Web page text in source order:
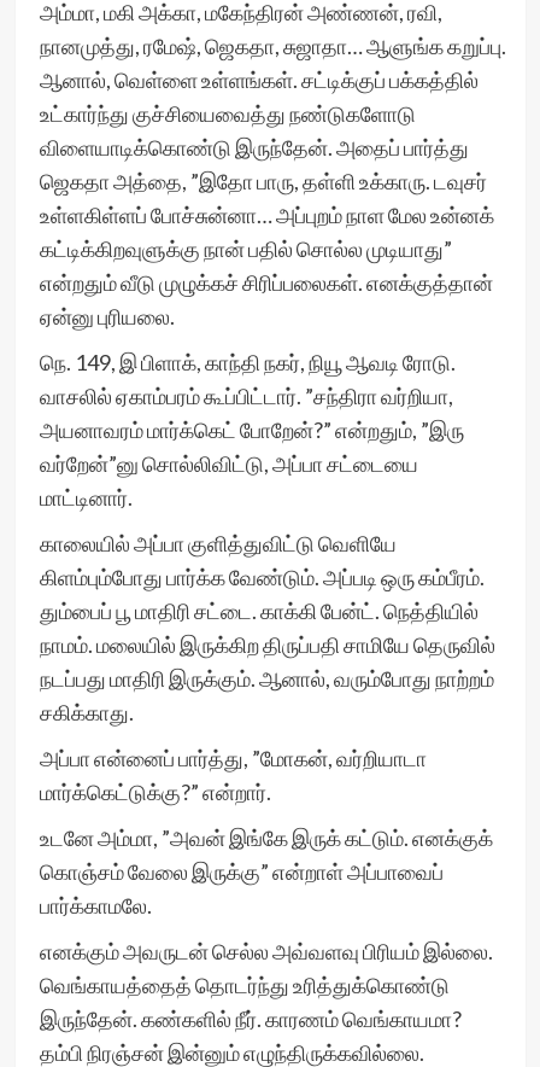
அம்மா, மகி அக்கா, மகேந்திரன் அண்ணன், ரவி,
நானமுத்து, ரமேஷ், ஜெகதா, சுஜாதா… ஆளுங்க கறுப்பு.
ஆனால், வெள்ளை உள்ளங்கள். சட்டிக்குப் பக்கத்தில்
உட்கார்ந்து குச்சியைவைத்து நண்டுகளோடு
விளையாடிக்கொண்டு இருந்தேன். அதைப் பார்த்து
ஜெகதா அத்தை, ”இதோ பாரு, தள்ளி உக்காரு. டவுசர்
உள்ளகிள்ளப் போச்சுன்னா… அப்புறம் நாள மேல உன்னக்
கட்டிக்கிறவுளுக்கு நான் பதில் சொல்ல முடியாது”
என்றதும் வீடு முழுக்கச் சிரிப்பலைகள். எனக்குத்தான்
ஏன்னு புரியலை.
நெ. 149, இ பிளாக், காந்தி நகர், நியூ ஆவடி ரோடு.
வாசலில் ஏகாம்பரம் கூப்பிட்டார். ”சந்திரா வர்றியா,
அயனாவரம் மார்க்கெட் போறேன்?” என்றதும், ”இரு
வர்றேன்”னு சொல்லிவிட்டு, அப்பா சட்டையை
மாட்டினார்.
காலையில் அப்பா குளித்துவிட்டு வெளியே
கிளம்பும்போது பார்க்க வேண்டும். அப்படி ஒரு கம்பீரம்.
தும்பைப் பூ மாதிரி சட்டை. காக்கி பேன்ட். நெத்தியில்
நாமம். மலையில் இருக்கிற திருப்பதி சாமியே தெருவில்
நடப்பது மாதிரி இருக்கும். ஆனால், வரும்போது நாற்றம்
சகிக்காது.
அப்பா என்னைப் பார்த்து, ”மோகன், வர்றியாடா
மார்க்கெட்டுக்கு?” என்றார்.
உடனே அம்மா, ”அவன் இங்கே இருக் கட்டும். எனக்குக்
கொஞ்சம் வேலை இருக்கு” என்றாள் அப்பாவைப்
பார்க்காமலே.
எனக்கும் அவருடன் செல்ல அவ்வளவு பிரியம் இல்லை.
வெங்காயத்தைத் தொடர்ந்து உரித்துக்கொண்டு
இருந்தேன். கண்களில் நீர். காரணம் வெங்காயமா?
தம்பி நிரஞ்சன் இன்னும் எழுந்திருக்கவில்லை.